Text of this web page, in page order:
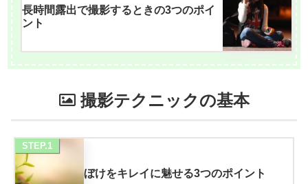
長時間露出で撮影するときの3つのポイ
ント
撮影テクニックの基本
STEP.1
ぼけをキレイに魅せる3つのポイント